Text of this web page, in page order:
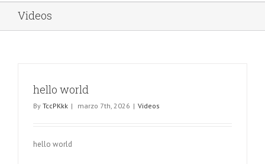
Videos
hello world
By TccPKkk | marzo 7th, 2026 | Videos
hello world